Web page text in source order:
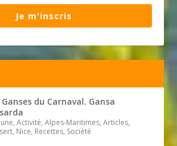
Je m'inscris
Ganses du Carnaval. Gansa
Activité, Alpes-Maritimes, Articles,
Nice, Recettes, Société